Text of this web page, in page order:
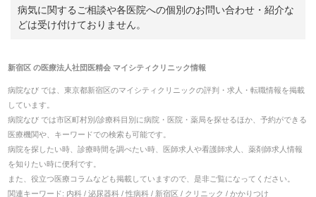
病気に関するご相談や各医院への個別のお問い合わせ・紹介な
どは受け付けておりません。
新宿区の医療法人社団医精会 マイシティクリニック情報
病院なび では、 東京都新宿区のマイシティクリニックの評判・求人・転職情報を掲載
しています。
病院なび では市区町村別/診療科目別に病院・医院・薬局を探せるほか、予約ができる
医療機関や、キーワードでの検索も可能です。
病院を探したい時、診療時間を調べたい時、医師求人や看護師求人、薬剤師求人情報
を知りたい時に便利です。
また、役立つ医療コラムなども掲載していますので、是非ご覧になってください。
関連キーワード: 内科 / 泌尿器科 / 性病科 / 新宿区 / クリニック / かかりつけ